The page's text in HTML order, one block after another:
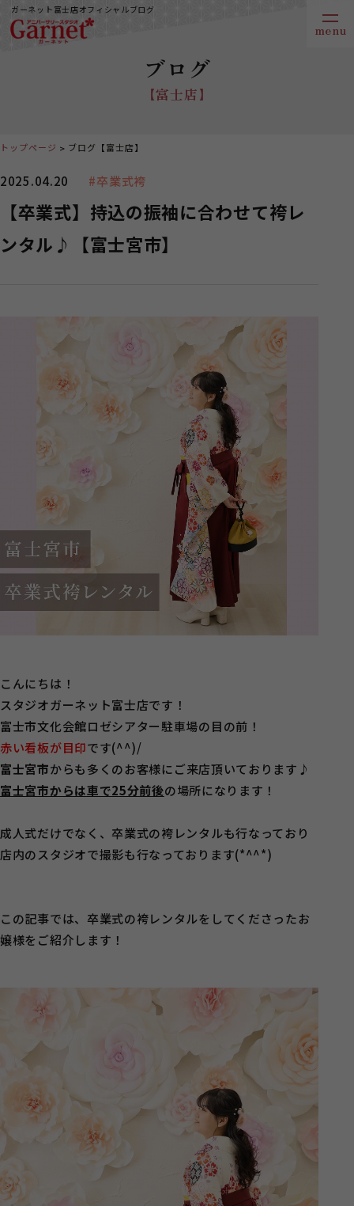
ガーネット富士店オフィシャルブログ
ブログ
【富士店】
2025.04.20 #卒業式袴
【卒業式】持込の振袖に合わせて袴レ
ンタル♪【富士宮市】
こんにちは！
スタジオガーネット富士店です！
富士市文化会館ロゼシアター駐車場の目の前！
赤い看板が目印です(^^)/
富士宮市からも多くのお客様にご来店頂いております♪
富士宮市からは車で25分前後の場所になります！
成人式だけでなく、卒業式の袴レンタルも行なっており
店内のスタジオで撮影も行なっております(*^^*)
この記事では、卒業式の袴レンタルをしてくださったお
嬢様をご紹介します！
トップページ ブログ【富士店】